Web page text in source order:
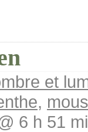
et
,
6 h 51